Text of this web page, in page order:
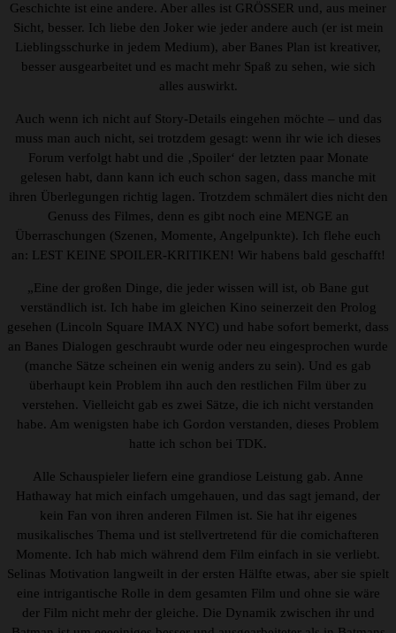
Geschichte ist eine andere. Aber alles ist GRÖSSER und, aus meiner
Sicht, besser. Ich liebe den Joker wie jeder andere auch (er ist mein
Lieblingsschurke in jedem Medium), aber Banes Plan ist kreativer,
besser ausgearbeitet und es macht mehr Spaß zu sehen, wie sich
alles auswirkt.
Auch wenn ich nicht auf Story-Details eingehen möchte – und das
muss man auch nicht, sei trotzdem gesagt: wenn ihr wie ich dieses
Forum verfolgt habt und die ‚Spoiler‘ der letzten paar Monate
gelesen habt, dann kann ich euch schon sagen, dass manche mit
ihren Überlegungen richtig lagen. Trotzdem schmälert dies nicht den
Genuss des Filmes, denn es gibt noch eine MENGE an
Überraschungen (Szenen, Momente, Angelpunkte). Ich flehe euch
an: LEST KEINE SPOILER-KRITIKEN! Wir habens bald geschafft!
„Eine der großen Dinge, die jeder wissen will ist, ob Bane gut
verständlich ist. Ich habe im gleichen Kino seinerzeit den Prolog
gesehen (Lincoln Square IMAX NYC) und habe sofort bemerkt, dass
an Banes Dialogen geschraubt wurde oder neu eingesprochen wurde
(manche Sätze scheinen ein wenig anders zu sein). Und es gab
überhaupt kein Problem ihn auch den restlichen Film über zu
verstehen. Vielleicht gab es zwei Sätze, die ich nicht verstanden
habe. Am wenigsten habe ich Gordon verstanden, dieses Problem
hatte ich schon bei TDK.
Alle Schauspieler liefern eine grandiose Leistung gab. Anne
Hathaway hat mich einfach umgehauen, und das sagt jemand, der
kein Fan von ihren anderen Filmen ist. Sie hat ihr eigenes
musikalisches Thema und ist stellvertretend für die comichafteren
Momente. Ich hab mich während dem Film einfach in sie verliebt.
Selinas Motivation langweilt in der ersten Hälfte etwas, aber sie spielt
eine intrigantische Rolle in dem gesamten Film und ohne sie wäre
der Film nicht mehr der gleiche. Die Dynamik zwischen ihr und